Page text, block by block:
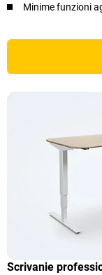
Minime funzioni
Scrivanie